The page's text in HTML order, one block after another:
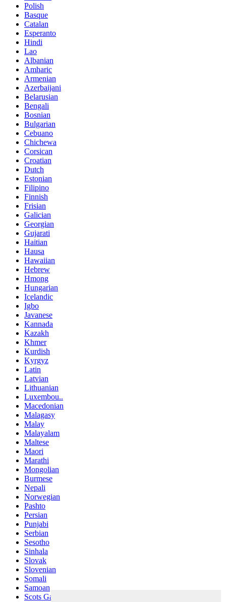
Polish
Basque
Catalan
Esperanto
Hindi
Lao
Albanian
Amharic
Armenian
Azerbaijani
Belarusian
Bengali
Bosnian
Bulgarian
Cebuano
Chichewa
Corsican
Croatian
Dutch
Estonian
Filipino
Finnish
Frisian
Galician
Georgian
Gujarati
Haitian
Hausa
Hawaiian
Hebrew
Hmong
Hungarian
Icelandic
Igbo
Javanese
Kannada
Kazakh
Khmer
Kurdish
Kyrgyz
Latin
Latvian
Lithuanian
Luxembou..
Macedonian
Malagasy
Malay
Malayalam
Maltese
Maori
Marathi
Mongolian
Burmese
Nepali
Norwegian
Pashto
Persian
Punjabi
Serbian
Sesotho
Sinhala
Slovak
Slovenian
Somali
Samoan
Scots Gaelic